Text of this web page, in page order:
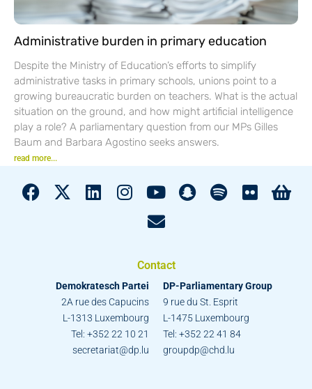
Administrative burden in primary education
Despite the Ministry of Education’s efforts to simplify
administrative tasks in primary schools, unions point to a
growing bureaucratic burden on teachers. What is the actual
situation on the ground, and how might artificial intelligence
play a role? A parliamentary question from our MPs Gilles
Baum and Barbara Agostino seeks answers.
read more...
Contact
Demokratesch Partei
2A rue des Capucins
L-1313 Luxembourg
Tel: +352 22 10 21
secretariat@dp.lu
DP-Parliamentary Group
9 rue du St. Esprit
L-1475 Luxembourg
Tel: +352 22 41 84
groupdp@chd.lu